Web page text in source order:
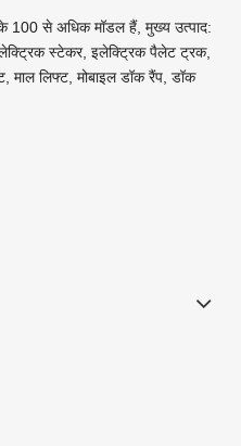
100 से अधिक मॉडल हैं, मुख्य उत्पाद:
स्टेकर, इलेक्ट्रिक पैलेट ट्रक,
माल लिफ्ट, मोबाइल डॉक रैंप, डॉक